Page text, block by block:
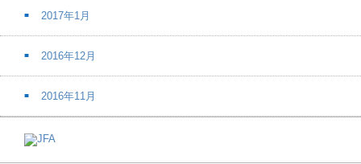
2017年1月
2016年12月
2016年11月